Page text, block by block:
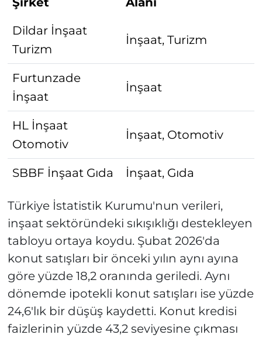
Dildar İnşaat
Turizm
İnşaat, Turizm
Furtunzade
İnşaat
İnşaat
HL İnşaat
Otomotiv
İnşaat, Otomotiv
SBBF İnşaat Gıda İnşaat, Gıda
Türkiye İstatistik Kurumu'nun verileri,
inşaat sektöründeki sıkışıklığı destekleyen
tabloyu ortaya koydu. Şubat 2026'da
konut satışları bir önceki yılın aynı ayına
göre yüzde 18,2 oranında geriledi. Aynı
dönemde ipotekli konut satışları ise yüzde
24,6'lık bir düşüş kaydetti. Konut kredisi
faizlerinin yüzde 43,2 seviyesine çıkması